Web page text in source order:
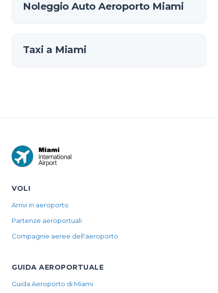
Noleggio Auto Aeroporto Miami
Taxi a Miami
VOLI
Arrivi in aeroporto
Partenze aeroportuali
Compagnie aeree dell'aeroporto
GUIDA AEROPORTUALE
Guida Aeroporto di Miami